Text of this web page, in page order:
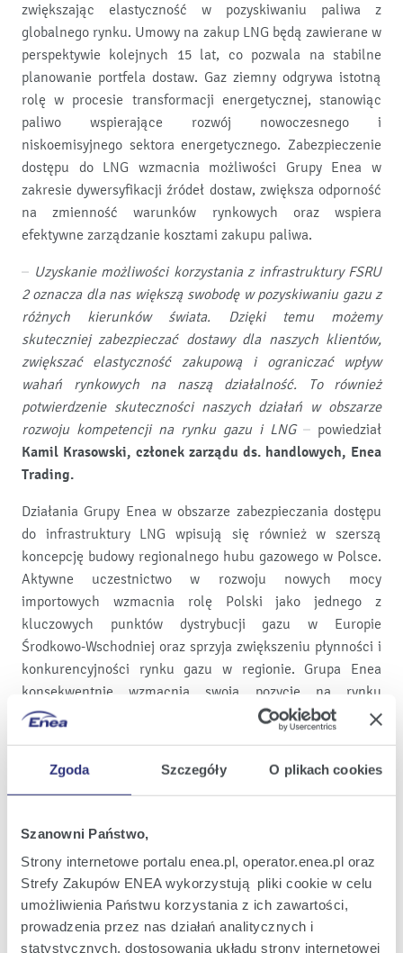
Zgoda Szczegóły O plikach cookies
Szanowni Państwo,
Strony internetowe portalu enea.pl, operator.enea.pl oraz
Strefy Zakupów ENEA wykorzystują pliki cookie w celu
umożliwienia Państwu korzystania z ich zawartości,
prowadzenia przez nas działań analitycznych i
statystycznych, dostosowania układu strony internetowej
zwiększając elastyczność w pozyskiwaniu paliwa z
globalnego rynku. Umowy na zakup LNG będą zawierane w
perspektywie kolejnych 15 lat, co pozwala na stabilne
planowanie portfela dostaw. Gaz ziemny odgrywa istotną
rolę w procesie transformacji energetycznej, stanowiąc
paliwo wspierające rozwój nowoczesnego i
niskoemisyjnego sektora energetycznego. Zabezpieczenie
dostępu do LNG wzmacnia możliwości Grupy Enea w
zakresie dywersyfikacji źródeł dostaw, zwiększa odporność
na zmienność warunków rynkowych oraz wspiera
efektywne zarządzanie kosztami zakupu paliwa.
– Uzyskanie możliwości korzystania z infrastruktury FSRU
2 oznacza dla nas większą swobodę w pozyskiwaniu gazu z
różnych kierunków świata. Dzięki temu możemy
skuteczniej zabezpieczać dostawy dla naszych klientów,
zwiększać elastyczność zakupową i ograniczać wpływ
wahań rynkowych na naszą działalność. To również
potwierdzenie skuteczności naszych działań w obszarze
rozwoju kompetencji na rynku gazu i LNG– powiedział
Kamil Krasowski, członek zarządu ds. handlowych, Enea
Trading.
Działania Grupy Enea w obszarze zabezpieczania dostępu
do infrastruktury LNG wpisują się również w szerszą
koncepcję budowy regionalnego hubu gazowego w Polsce.
Aktywne uczestnictwo w rozwoju nowych mocy
importowych wzmacnia rolę Polski jako jednego z
kluczowych punktów dystrybucji gazu w Europie
Środkowo-Wschodniej oraz sprzyja zwiększeniu płynności i
konkurencyjności rynku gazu w regionie. Grupa Enea
konsekwentnie wzmacnia swoją pozycję na rynku
sprzedaży gazu, rozwijając portfel klientów oraz
Enea będzie kontynuować działania zmierzające do
dalszego rozwoju kompetencji w obszarze rynku gazu i
infrastrukturalnych wspierających transformację
energetyczną, bezpieczeństwo dostaw oraz rozwój
konkurencyjnego rynku energii w Polsce.
Wydrukuj
Podziel się na:
Enea